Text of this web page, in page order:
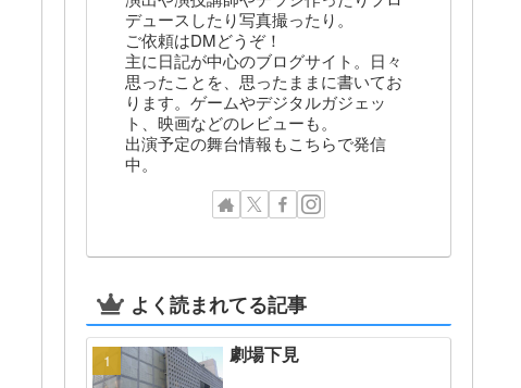
デュースしたり写真撮ったり。
ご依頼はDMどうぞ！
主に日記が中心のブログサイト。日々
思ったことを、思ったままに書いてお
ります。ゲームやデジタルガジェッ
ト、映画などのレビューも。
出演予定の舞台情報もこちらで発信
中。
よく読まれてる記事
劇場下見